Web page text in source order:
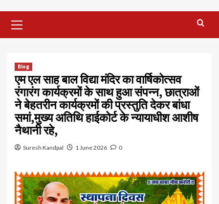
Menu
Blog
एम एल साह बाल विद्या मंदिर का वार्षिकोत्सव
रंगारंग कार्यक्रमों के साथ हुआ संपन्न, छात्राओं
ने बेहतरीन कार्यक्रमों की प्रस्तुति देकर बांधा
समां,मुख्य अतिथि हाईकोर्ट के न्यायाधीश आशीष
नैथानी रहे,
Suresh Kandpal 1 June 2026 0